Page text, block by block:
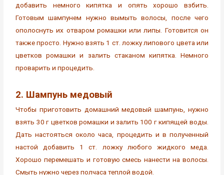
добавить немного кипятка и опять хорошо взбить.
Готовым шампунем нужно вымыть волосы, после чего
ополоснуть их отваром ромашки или липы. Готовится он
также просто. Нужно взять 1 ст. ложку липового цвета или
цветков ромашки и залить стаканом кипятка. Немного
проварить и процедить.
2. Шампунь медовый
Чтобы приготовить домашний медовый шампунь, нужно
взять 30 г цветков ромашки и залить 100 г кипящей воды.
Дать настояться около часа, процедить и в полученный
настой добавить 1 ст. ложку любого жидкого меда.
Хорошо перемешать и готовую смесь нанести на волосы.
Смыть нужно через полчаса теплой водой.